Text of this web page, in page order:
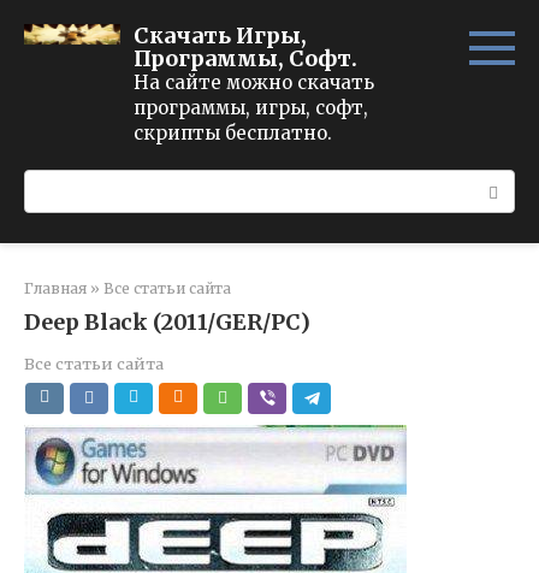
Скачать Игры,
Программы, Софт.
На сайте можно скачать
программы, игры, софт,
скрипты бесплатно.
Главная » Все статьи сайта
Deep Black (2011/GER/PC)
Все статьи сайта